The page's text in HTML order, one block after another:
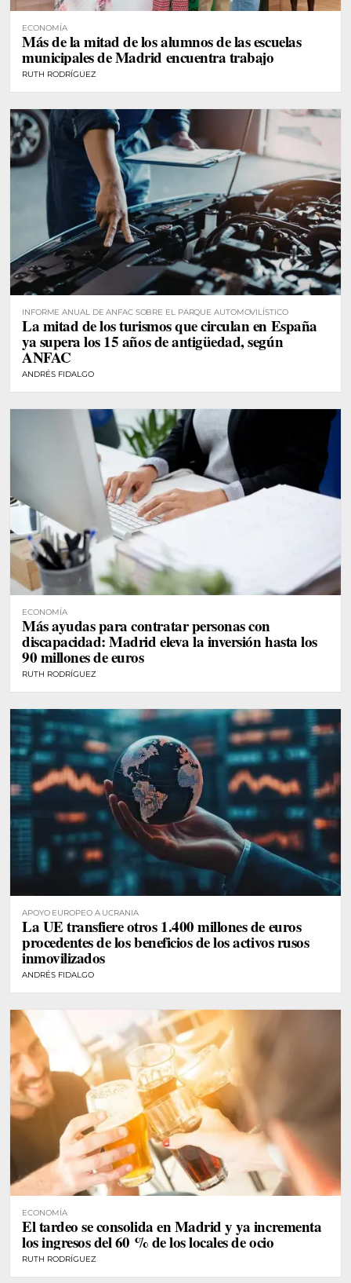
ECONOMÍA
Más de la mitad de los alumnos de las escuelas
municipales de Madrid encuentra trabajo
RUTH RODRÍGUEZ
INFORME ANUAL DE ANFAC SOBRE EL PARQUE AUTOMOVILÍSTICO
La mitad de los turismos que circulan en España
ya supera los 15 años de antigüedad, según
ANFAC
ANDRÉS FIDALGO
ECONOMÍA
Más ayudas para contratar personas con
discapacidad: Madrid eleva la inversión hasta los
90 millones de euros
RUTH RODRÍGUEZ
APOYO EUROPEO A UCRANIA
La UE transfiere otros 1.400 millones de euros
procedentes de los beneficios de los activos rusos
inmovilizados
ANDRÉS FIDALGO
ECONOMÍA
El tardeo se consolida en Madrid y ya incrementa
los ingresos del 60 % de los locales de ocio
RUTH RODRÍGUEZ